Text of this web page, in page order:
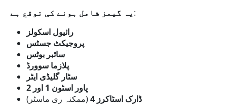
یہ گیمز شامل ہونے کی توقع ہے :
رائیول اسکولز
پروجیکٹ جسٹس
سائبر بوٹس
پلازما سوورڈ
سٹار گلیڈی ایٹر
پاور اسٹون 1 اور 2
ڈارک اسٹاکرز 4
(ممکنہ ری ماسٹر)